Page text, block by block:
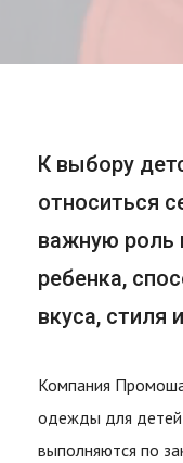
К выбору
относиться
важную роль
ребенка,
вкуса, стиля
Компания
одежды для детей
выполняются по